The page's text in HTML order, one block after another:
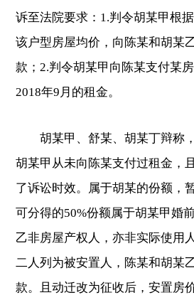
诉至法院要求：1.判令胡某甲根
该户型房屋均价，向陈某和胡某
款；2.判令胡某甲向陈某支付某
2018年9月的租金。
胡某甲、舒某、胡某丁辩称，
胡某甲从未向陈某支付过租金，
了诉讼时效。属于胡某的份额，
可分得的50%份额属于胡某甲婚
乙非房屋产权人，亦非实际使用
二人列为被安置人，陈某和胡某
款。且动迁改为征收后，安置房